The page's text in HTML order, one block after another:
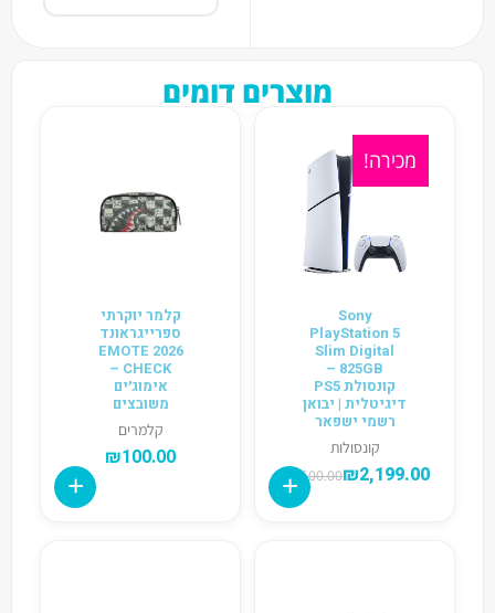
מוצרים דומים
מכירה!
Sony
PlayStation 5
Slim Digital
825GB –
קונסולת PS5
דיגיטלית | יבואן
רשמי ישפאר
קונסולות
₪2,500.00₪2,199.00
קלמר יוקרתי
ספרייגראונד
2026 EMOTE
CHECK –
אימוג׳ים
משובצים
קלמרים
₪100.00